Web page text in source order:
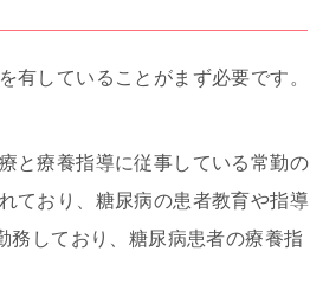
有していることがまず必要です。
と療養指導に従事している常勤の
ており、糖尿病の患者教育や指導
務しており、糖尿病患者の療養指